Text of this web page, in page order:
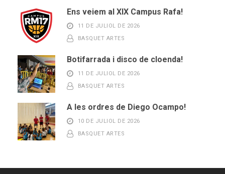
Ens veiem al XIX Campus Rafa!
11 DE JULIOL DE 2026
BASQUET ARTES
Botifarrada i disco de cloenda!
11 DE JULIOL DE 2026
BASQUET ARTES
A les ordres de Diego Ocampo!
10 DE JULIOL DE 2026
BASQUET ARTES